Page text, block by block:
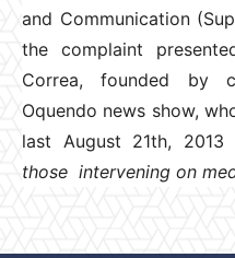
and Communication
the complaint
Correa, founded by
Oquendo news show,
last August 21th,
those intervening on